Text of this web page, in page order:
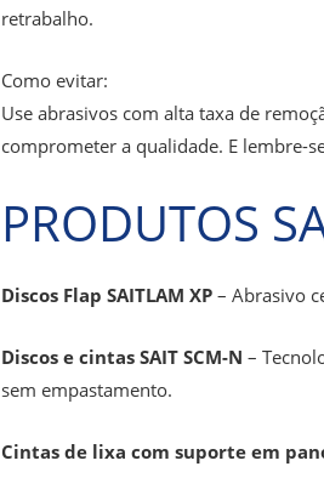
retrabalho.
Como evitar:
Use abrasivos com alta taxa de
comprometer a qualidade. E lembre-
PRODUTOS
Discos Flap SAITLAM XP – Abrasivo
Discos e cintas SAIT SCM-N–
sem empastamento.
Cintas de lixa com suporte em